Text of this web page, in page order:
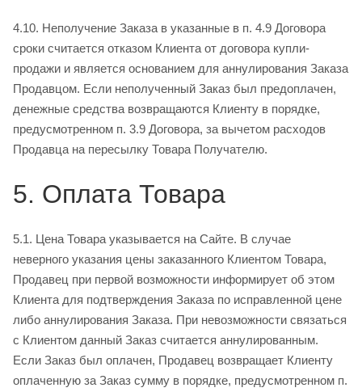
4.10. Неполучение Заказа в указанные в п. 4.9 Договора
сроки считается отказом Клиента от договора купли­
продажи и является основанием для аннулирования Заказа
Продавцом. Если неполученный Заказ был предоплачен,
денежные средства возвращаются Клиенту в порядке,
предусмотренном п. 3.9 Договора, за вычетом расходов
Продавца на пересылку Товара Получателю.
5. Оплата Товара
5.1. Цена Товара указывается на Сайте. В случае
неверного указания цены заказанного Клиентом Товара,
Продавец при первой возможности информирует об этом
Клиента для подтверждения Заказа по исправленной цене
либо аннулирования Заказа. При невозможности связаться
с Клиентом данный Заказ считается аннулированным.
Если Заказ был оплачен, Продавец возвращает Клиенту
оплаченную за Заказ сумму в порядке, предусмотренном п.